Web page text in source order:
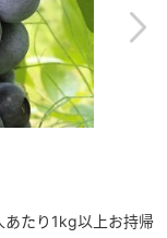
たり1kg以上お持帰